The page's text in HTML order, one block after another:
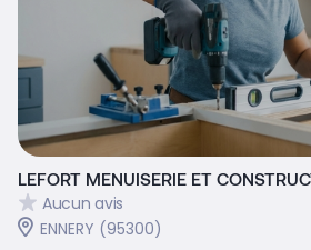
LEFORT MENUISERIE ET
Aucun avis
ENNERY (95300)